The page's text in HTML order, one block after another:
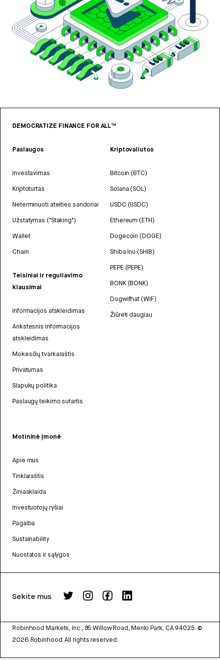
DEMOCRATIZE FINANCE FOR ALL™
Paslaugos
Investavimas
Kriptoturtas
Neterminuoti ateities sandoriai
Užstatymas ("Staking")
Wallet
Chain
Teisiniai ir reguliavimo
klausimai
Informacijos atskleidimas
Ankstesnis informacijos
atskleidimas
Mokesčių tvarkaraštis
Privatumas
Slapukų politika
Paslaugų teikimo sutartis
Kriptovaliutos
Bitcoin (BTC)
Solana (SOL)
USDC (USDC)
Ethereum (ETH)
Dogecoin (DOGE)
Shiba Inu (SHIB)
PEPE (PEPE)
BONK (BONK)
Dogwifhat (WIF)
Žiūrėti daugiau
Motininė įmonė
Apie mus
Tinklaraštis
Žiniasklaida
Investuotojų ryšiai
Pagalba
Sustainability
Nuostatos ir sąlygos
Sekite mus
Robinhood Markets, Inc., 85 Willow Road, Menlo Park, CA 94025. ©
2026 Robinhood. All rights reserved.